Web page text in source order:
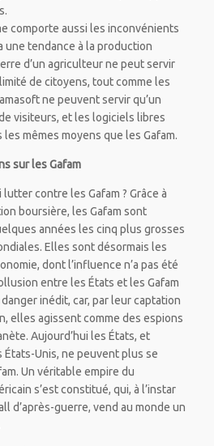
comporte aussi les inconvénients
une tendance à la production
d’un agriculteur ne peut servir
de citoyens, tout comme les
ne peuvent servir qu’un
visiteurs, et les logiciels libres
les mêmes moyens que les Gafam.
sur les Gafam
contre les Gafam ? Grâce à
boursière, les Gafam sont
années les cinq plus grosses
Elles sont désormais les
dont l’influence n’a pas été
entre les États et les Gafam
inédit, car, par leur captation
elles agissent comme des espions
Aujourd’hui les États, et
États-Unis, ne peuvent plus se
Un véritable empire du
s’est constitué, qui, à l’instar
d’après-guerre, vend au monde un